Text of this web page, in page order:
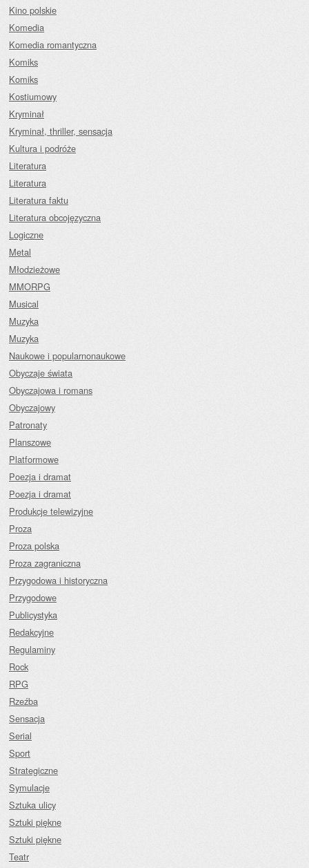
Kino polskie
Komedia
Komedia romantyczna
Komiks
Komiks
Kostiumowy
Kryminał
Kryminał, thriller, sensacja
Kultura i podróże
Literatura
Literatura
Literatura faktu
Literatura obcojęzyczna
Logiczne
Metal
Młodzieżowe
MMORPG
Musical
Muzyka
Muzyka
Naukowe i popularnonaukowe
Obyczaje świata
Obyczajowa i romans
Obyczajowy
Patronaty
Planszowe
Platformowe
Poezja i dramat
Poezja i dramat
Produkcje telewizyjne
Proza
Proza polska
Proza zagraniczna
Przygodowa i historyczna
Przygodowe
Publicystyka
Redakcyjne
Regulaminy
Rock
RPG
Rzeźba
Sensacja
Serial
Sport
Strategiczne
Symulacje
Sztuka ulicy
Sztuki piękne
Sztuki piękne
Teatr